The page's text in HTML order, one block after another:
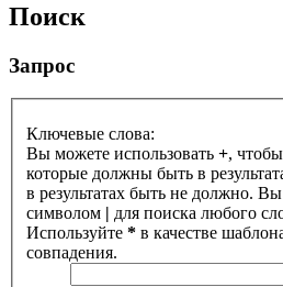
Поиск
Запрос
Ключевые слова:
Вы можете использовать +,
которые должны быть в
в результатах быть не должно.
символом | для поиска любого
Используйте * в качестве
совпадения.